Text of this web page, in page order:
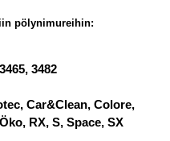
pölynimureihin:
3482
Car&Clean, Colore,
RX, S, Space, SX